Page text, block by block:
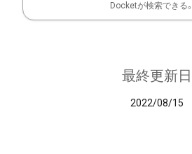
Docketが検索できる。
最終更新日
2022/08/15